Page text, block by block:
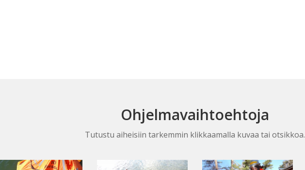
Ohjelmavaihtoehtoja
Tutustu aiheisiin tarkemmin klikkaamalla kuvaa tai otsikkoa.